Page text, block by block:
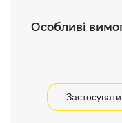
Особливі